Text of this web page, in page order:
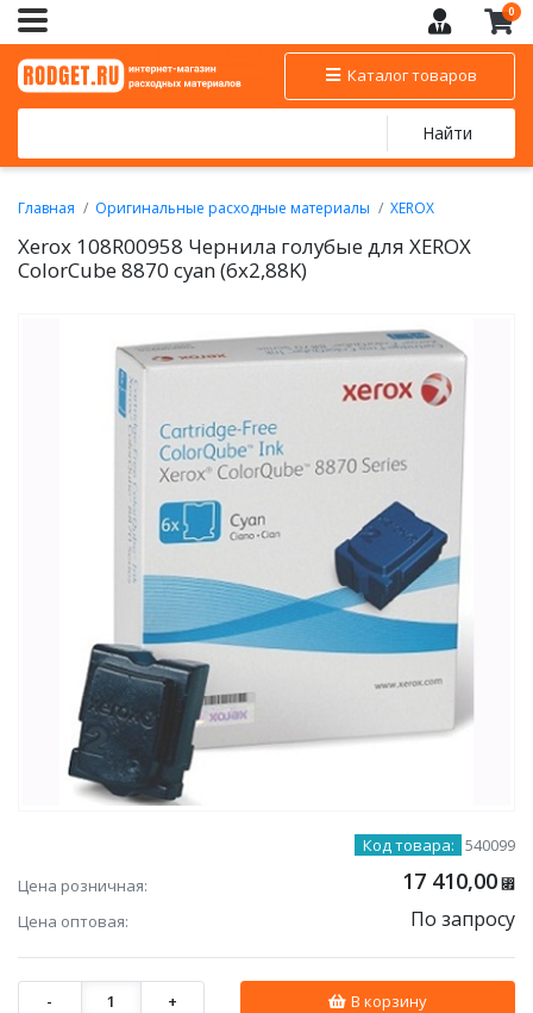
0
Каталог товаров
Найти
Главная Оригинальные расходные материалы
XEROX
Xerox 108R00958 Чернила голубые для XEROX
ColorCube 8870 cyan (6x2,88K)
Код товара: 540099
Цена розничная:
17 410,00 ⃏
Цена оптовая: По запросу
- 1 + В корзину